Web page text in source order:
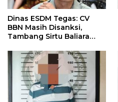
Dinas ESDM Tegas: CV
BBN Masih Disanksi,
Tambang Sirtu Baliara